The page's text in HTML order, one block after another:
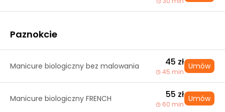
Paznokcie
Manicure biologiczny bez malowania 45 zł
45 min
Umów
Manicure biologiczny FRENCH 55 zł
60 min
Umów